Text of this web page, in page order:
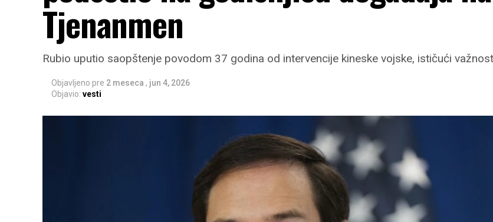
Tjenanmen
Rubio uputio saopštenje povodom 37 godina od intervencije kineske vojske, ističući
Objavljeno pre 2 meseca , jun 4, 2026
Objavio: vesti